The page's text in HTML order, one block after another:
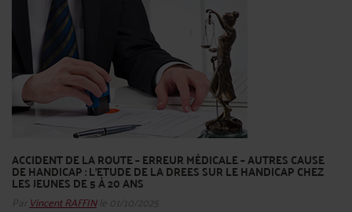
ACCIDENT DE LA ROUTE – ERREUR MÉDICALE – AUTRES CAUSE
DE HANDICAP : L’ETUDE DE LA DREES SUR LE HANDICAP CHEZ
LES JEUNES DE 5 À 20 ANS
Par Vincent RAFFINle 01/10/2025